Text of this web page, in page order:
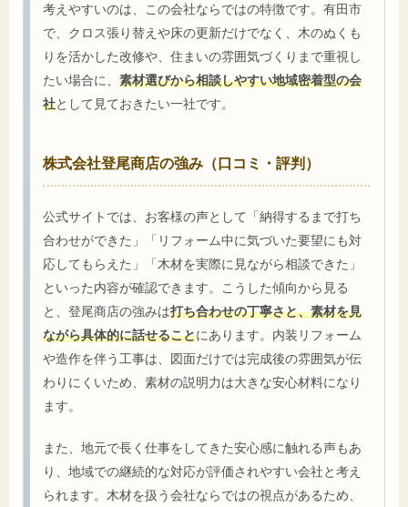
考えやすいのは、この会社ならではの特徴です。有田市
で、クロス張り替えや床の更新だけでなく、木のぬくも
りを活かした改修や、住まいの雰囲気づくりまで重視し
たい場合に、 素材選びから相談しやすい地域密着型の会
社として見ておきたい一社です。
株式会社登尾商店の強み（口コミ・評判）
公式サイトでは、お客様の声として「納得するまで打ち
合わせができた」「リフォーム中に気づいた要望にも対
応してもらえた」「木材を実際に見ながら相談できた」
といった内容が確認できます。こうした傾向から見る
と、登尾商店の強みは打ち合わせの丁寧さと、素材を見
ながら具体的に話せることにあります。内装リフォーム
や造作を伴う工事は、図面だけでは完成後の雰囲気が伝
わりにくいため、素材の説明力は大きな安心材料になり
ます。
また、地元で長く仕事をしてきた安心感に触れる声もあ
り、地域での継続的な対応が評価されやすい会社と考え
られます。木材を扱う会社ならではの視点があるため、